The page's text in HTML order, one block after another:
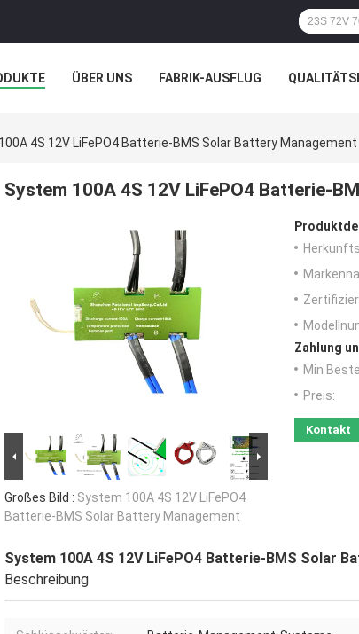
ÜBER UNS FABRIK-AUSFLUG
4S 12V LiFePO4 Batterie-BMS Solar Battery Management
System 100A 4S 12V LiFePO4 Batterie-
Großes Bild : System 100A 4S 12V LiFePO4
Batterie-BMS Solar Battery Management
Zahlung
Min
Preis:
Kontakt
System 100A 4S 12V LiFePO4 Batterie-BMS Solar
Beschreibung